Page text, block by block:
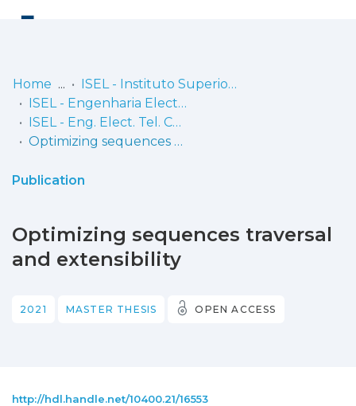
Communities
& Collections
Statistics
Home
ISEL - Instituto Superior de Engenharia de Lisboa
ISEL - Engenharia Electrónica, Telecomunicações e Computadores
ISEL - Eng. Elect. Tel. Comp. - Dissertações de Mestrado
Optimizing sequences traversal and extensibility
Publication
Optimizing sequences traversal
and extensibility
2021 MASTER THESIS OPEN ACCESS
http://hdl.handle.net/10400.21/16553